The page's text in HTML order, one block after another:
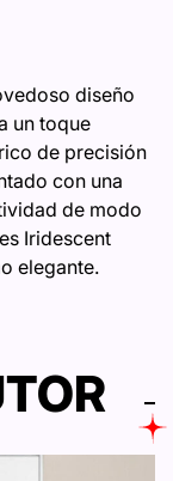
diseño
un toque
de precisión
con una
de modo
Iridescent
elegante.